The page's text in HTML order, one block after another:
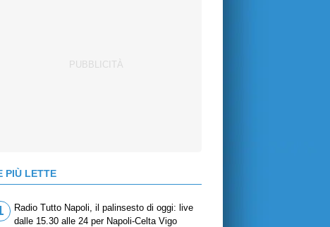
PIÙ LETTE
Radio Tutto Napoli, il palinsesto di oggi: live
dalle 15.30 alle 24 per Napoli-Celta Vigo